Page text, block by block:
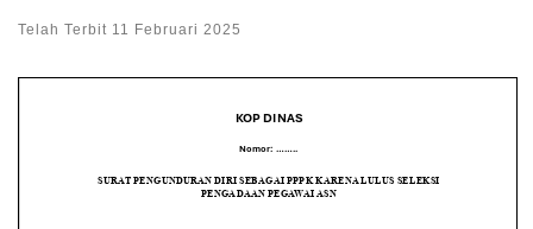
Telah Terbit 11 Februari 2025